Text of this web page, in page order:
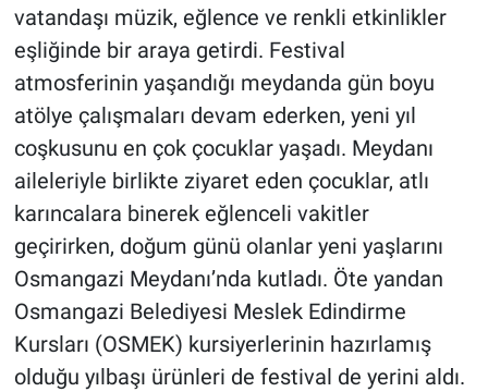
vatandaşı müzik, eğlence ve renkli etkinlikler
eşliğinde bir araya getirdi. Festival
atmosferinin yaşandığı meydanda gün boyu
atölye çalışmaları devam ederken, yeni yıl
coşkusunu en çok çocuklar yaşadı. Meydanı
aileleriyle birlikte ziyaret eden çocuklar, atlı
karıncalara binerek eğlenceli vakitler
geçirirken, doğum günü olanlar yeni yaşlarını
Osmangazi Meydanı’nda kutladı. Öte yandan
Osmangazi Belediyesi Meslek Edindirme
Kursları (OSMEK) kursiyerlerinin hazırlamış
olduğu yılbaşı ürünleri de festival de yerini aldı.